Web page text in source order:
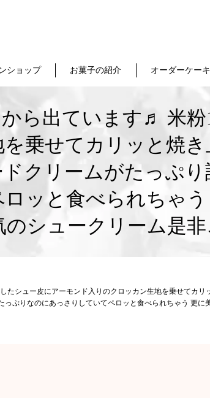
ショップ お菓子の紹介 オーダーケー
ら出ています♬ 米粉
乗せてカリッと焼
クリームがたっぷ
ッと食べられちゃ
シュークリーム是
たシュー皮にアーモンド入りのクロッカン生地を乗せてカ
ぷりなのにあっさりしていてペロッと食べられちゃう 更に